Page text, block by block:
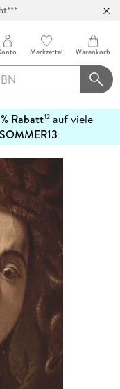
Merkzettel Warenkorb
Rabatt12 auf viele
SOMMER13